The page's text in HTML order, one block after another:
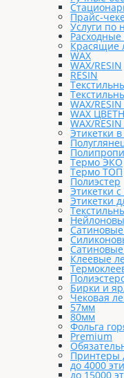
Прайс-
Услуги по
Красящие
WAX
WAX/RESIN
RESIN
WAX/
WAX
WAX/
Этикетки
Термо ЭКО
Термо ТОП
Полиэстер
Этикетки
Этикетки
Клеевые
Бирки и
Чековая
57мм
80мм
Фольга
Premium
Принтеры
до 4000
до 15000